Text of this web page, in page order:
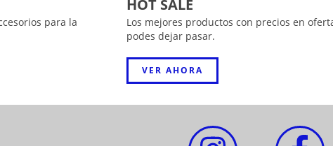
para la
HOT SALE
Los mejores productos con precios en
podes dejar pasar.
VER AHORA